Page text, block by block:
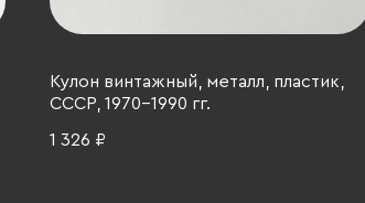
Кулон винтажный, металл, пластик,
СССР, 1970-1990 гг.
1 326 ₽